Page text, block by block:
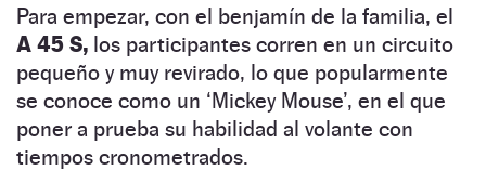
Para empezar, con el benjamín de la familia, el
A 45 S, los participantes corren en un circuito
pequeño y muy revirado, lo que popularmente
se conoce como un ‘Mickey Mouse’, en el que
poner a prueba su habilidad al volante con
tiempos cronometrados.